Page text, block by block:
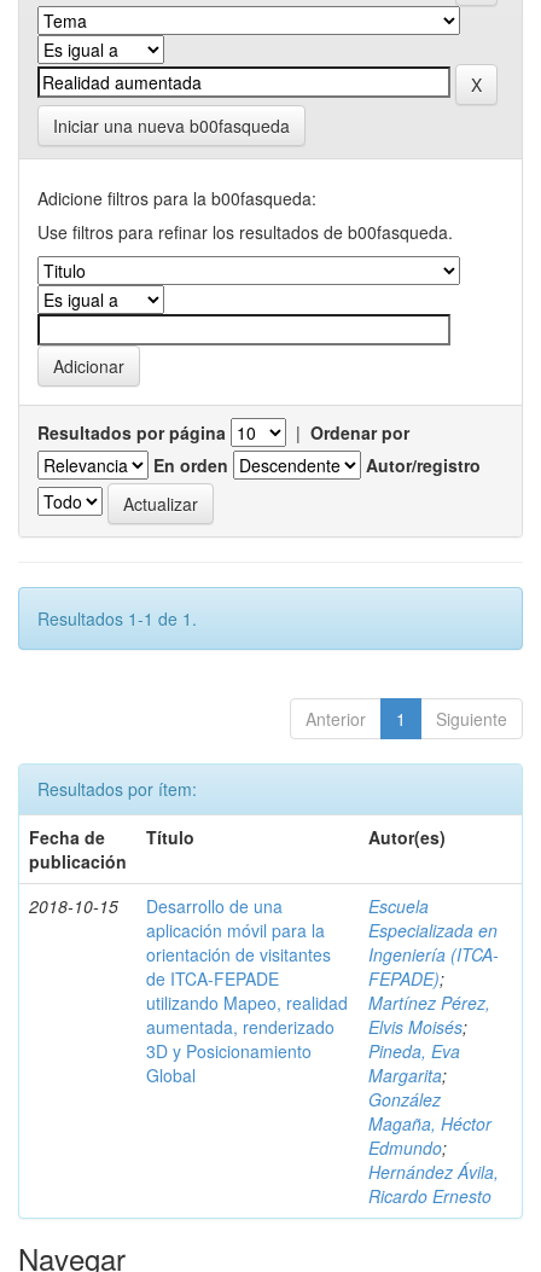
Iniciar una nueva b00fasqueda
Adicione filtros para la b00fasqueda:
Use filtros para refinar los resultados de b00fasqueda.
Resultados por página | Ordenar por
En orden
Autor/registro
Resultados 1-1 de 1.
Anterior 1 Siguiente
Resultados por ítem:
Fecha de
publicación
Título Autor(es)
2018-10-15
Desarrollo de una
aplicación móvil para la
orientación de visitantes
de ITCA-FEPADE
utilizando Mapeo, realidad
aumentada, renderizado
3D y Posicionamiento
Global
Escuela
Especializada en
Ingeniería (ITCA-
FEPADE);
Martínez Pérez,
Elvis Moisés;
Pineda, Eva
Margarita;
González
Magaña, Héctor
Edmundo;
Hernández Ávila,
Ricardo Ernesto
Navegar